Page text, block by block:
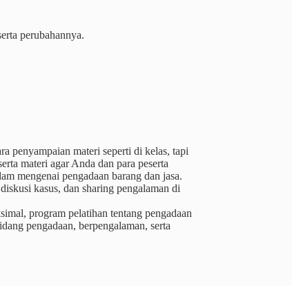
perubahannya.
penyampaian materi seperti di kelas, tapi
materi agar Anda dan para peserta
mengenai pengadaan barang dan jasa.
kasus, dan sharing pengalaman di
program pelatihan tentang pengadaan
pengadaan, berpengalaman, serta